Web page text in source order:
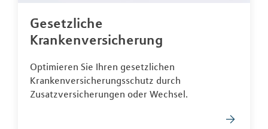
Gesetzliche
Krankenversicherung
Optimieren Sie Ihren gesetzlichen
Krankenversicherungsschutz durch
Zusatzversicherungen oder Wechsel.